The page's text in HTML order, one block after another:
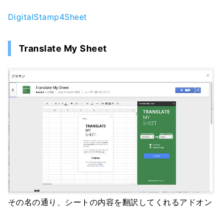
DigitalStamp4Sheet
Translate My Sheet
その名の通り、シートの内容を翻訳してくれるアドオン